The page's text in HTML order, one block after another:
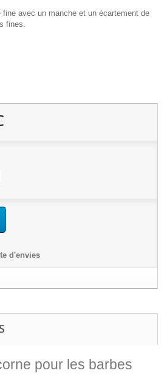
fine avec un manche et un écartement de
fines.
d'envies
pour les barbes